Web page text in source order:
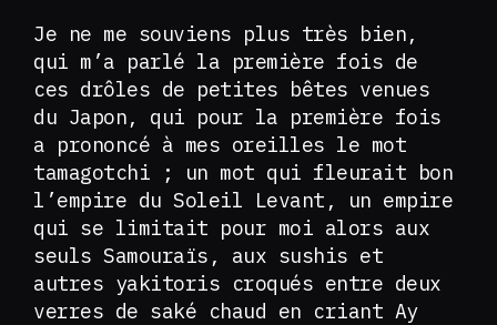
Je ne me souviens plus très bien,
qui m’a parlé la première fois de
ces drôles de petites bêtes venues
du Japon, qui pour la première fois
a prononcé à mes oreilles le mot
tamagotchi ; un mot qui fleurait bon
l’empire du Soleil Levant, un empire
qui se limitait pour moi alors aux
seuls Samouraïs, aux sushis et
autres yakitoris croqués entre deux
verres de saké chaud en criant Ay